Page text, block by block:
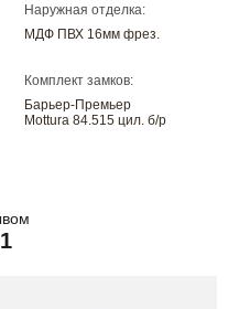
Наружная отделка:
МДФ ПВХ 16мм фрез.
Комплект замков:
Барьер-Премьер
Mottura 84.515 цил. б/р